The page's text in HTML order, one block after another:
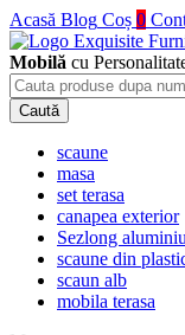
Acasă Blog Coș 0
Mobilă cu
scaune
masa
set terasa
canapea exterior
Sezlong aluminiu
scaune din
scaun alb
mobila terasa